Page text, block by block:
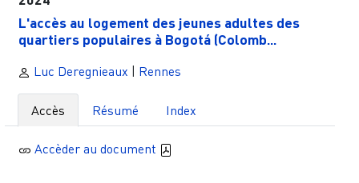
L'accès au logement des jeunes adultes des
quartiers populaires à Bogotá (Colomb...
Luc Deregnieaux Rennes
Accès Résumé Index
Accèder au document